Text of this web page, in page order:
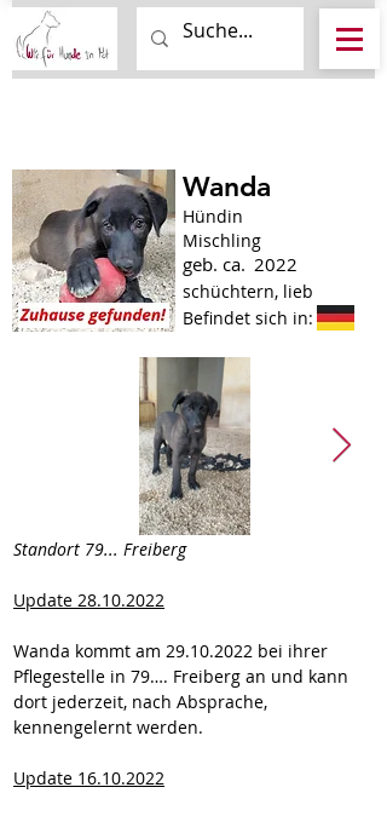
Wanda
Hündin
Mischling
geb. ca. 2022
schüchtern, lieb
Befindet sich in:
Standort 79... Freiberg
Update 28.10.2022
Wanda kommt am 29.10.2022 bei ihrer
Pflegestelle in 79…. Freiberg an und kann
dort jederzeit, nach Absprache,
kennengelernt werden.
Update 16.10.2022